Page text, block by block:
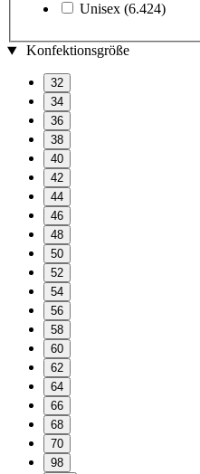
Unisex (6.424)
Konfektionsgröße
32
34
36
38
40
42
44
46
48
50
52
54
56
58
60
62
64
66
68
70
98